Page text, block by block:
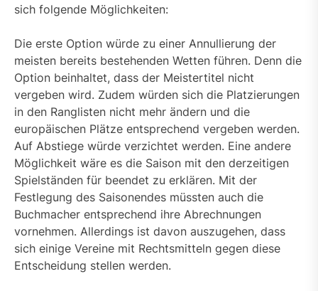
sich folgende Möglichkeiten:
Die erste Option würde zu einer Annullierung der
meisten bereits bestehenden Wetten führen. Denn die
Option beinhaltet, dass der Meistertitel nicht
vergeben wird. Zudem würden sich die Platzierungen
in den Ranglisten nicht mehr ändern und die
europäischen Plätze entsprechend vergeben werden.
Auf Abstiege würde verzichtet werden. Eine andere
Möglichkeit wäre es die Saison mit den derzeitigen
Spielständen für beendet zu erklären. Mit der
Festlegung des Saisonendes müssten auch die
Buchmacher entsprechend ihre Abrechnungen
vornehmen. Allerdings ist davon auszugehen, dass
sich einige Vereine mit Rechtsmitteln gegen diese
Entscheidung stellen werden.